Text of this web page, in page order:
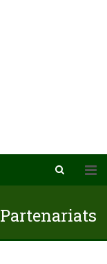
Partenariats